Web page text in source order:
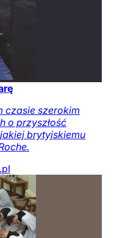
czasie szerokim
o przyszłość
brytyjskiemu